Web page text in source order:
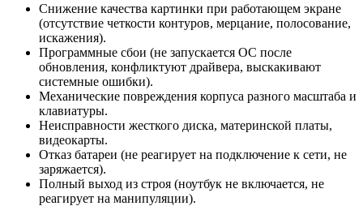
Снижение качества картинки при работающем экране
(отсутствие четкости контуров, мерцание, полосование,
искажения).
Программные сбои (не запускается ОС после
обновления, конфликтуют драйвера, выскакивают
системные ошибки).
Механические повреждения корпуса разного масштаба и
клавиатуры.
Неисправности жесткого диска, материнской платы,
видеокарты.
Отказ батареи (не реагирует на подключение к сети, не
заряжается).
Полный выход из строя (ноутбук не включается, не
реагирует на манипуляции).